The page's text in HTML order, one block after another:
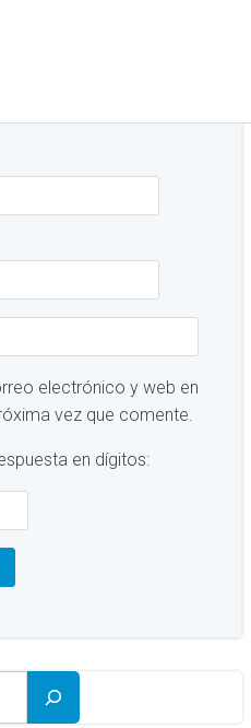
electrónico y web en
vez que comente.
en dígitos: